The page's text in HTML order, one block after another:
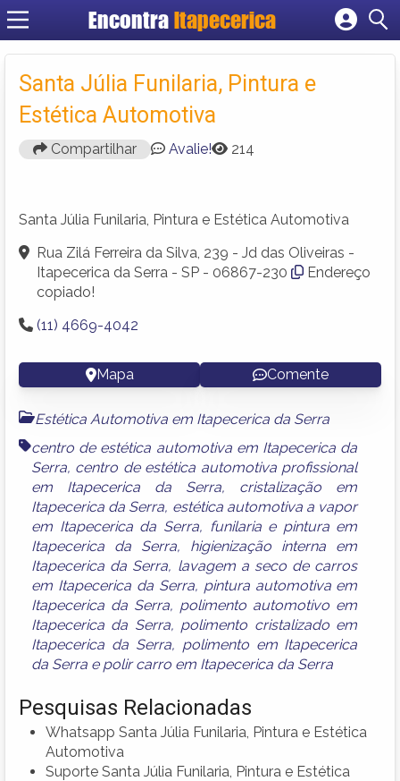
Encontra Itapecerica
Cadastrar empresa
Criar conta
Santa Júlia Funilaria, Pintura e
Estética Automotiva
Compartilhar Avalie! 214
Santa Júlia Funilaria, Pintura e Estética Automotiva
Rua Zilá Ferreira da Silva, 239 - Jd das Oliveiras -
Itapecerica da Serra - SP - 06867-230
Endereço
copiado!
(11) 4669-4042
Mapa Comente
Estética Automotiva em Itapecerica da Serra
centro de estética automotiva em Itapecerica da
Serra, centro de estética automotiva profissional
em Itapecerica da Serra, cristalização em
Itapecerica da Serra, estética automotiva a vapor
em Itapecerica da Serra, funilaria e pintura em
Itapecerica da Serra, higienização interna em
Itapecerica da Serra, lavagem a seco de carros
em Itapecerica da Serra, pintura automotiva em
Itapecerica da Serra, polimento automotivo em
Itapecerica da Serra, polimento cristalizado em
Itapecerica da Serra, polimento em Itapecerica
da Serra e polir carro em Itapecerica da Serra
Pesquisas Relacionadas
Whatsapp Santa Júlia Funilaria, Pintura e Estética
Automotiva
Suporte Santa Júlia Funilaria, Pintura e Estética